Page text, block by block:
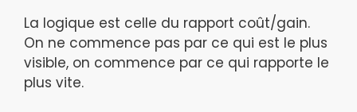
La logique est celle du rapport coût/gain.
On ne commence pas par ce qui est le plus
visible, on commence par ce qui rapporte le
plus vite.